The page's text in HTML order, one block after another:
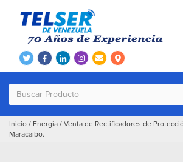
Inicio / Energía / Venta de Rectificadores de
Maracaibo.